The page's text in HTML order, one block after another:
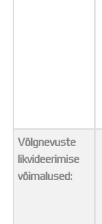
Võlgnevuste
likvideerimise
võimalused: